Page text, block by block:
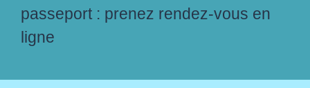
passeport : prenez rendez-vous en
ligne